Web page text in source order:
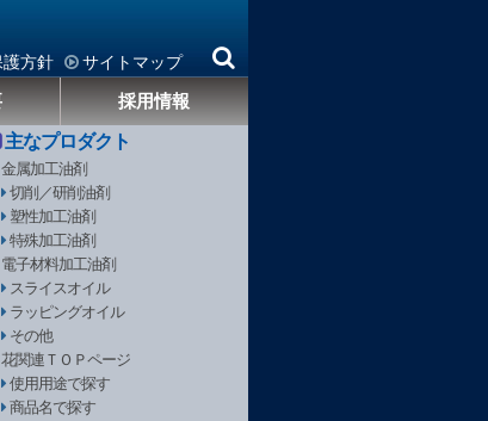
方針 サイトマップ
採用情報
主なプロダクト
金属加工油剤
切削／研削油剤
塑性加工油剤
特殊加工油剤
電子材料加工油剤
スライスオイル
ラッピングオイル
その他
花関連ＴＯＰページ
使用用途で探す
商品名で探す